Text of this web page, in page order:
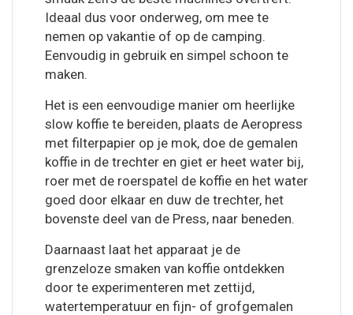
Ideaal dus voor onderweg, om mee te
nemen op vakantie of op de camping.
Eenvoudig in gebruik en simpel schoon te
maken.
Het is een eenvoudige manier om heerlijke
slow koffie te bereiden, plaats de Aeropress
met filterpapier op je mok, doe de gemalen
koffie in de trechter en giet er heet water bij,
roer met de roerspatel de koffie en het water
goed door elkaar en duw de trechter, het
bovenste deel van de Press, naar beneden.
Daarnaast laat het apparaat je de
grenzeloze smaken van koffie ontdekken
door te experimenteren met zettijd,
watertemperatuur en fijn- of grofgemalen